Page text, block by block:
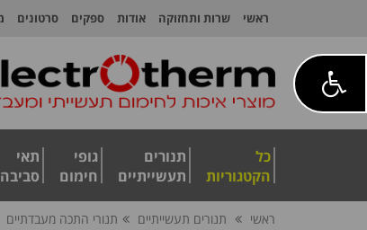
ראשי שרות ותחזוקה אודות ספקים סרטונים
כל
הקטגוריות
תנורים
תעשייתיים
גופי
חימום
תאי
ראשי תנורים תעשייתיים תנורי התכה מעבדתיים